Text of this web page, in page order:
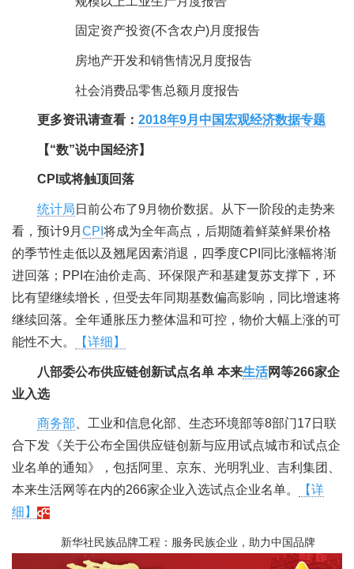
固定资产投资(不含农户)月度报告
房地产开发和销售情况月度报告
社会消费品零售总额月度报告
更多资讯请查看： 2018年9月中国宏观经济数据专题
【“数”说中国经济】
CPI或将触顶回落
统计局 日前公布了9月物价数据。从下一阶段的走势来
看，预计9月 CPI 将成为全年高点，后期随着鲜菜鲜果价格
的季节性走低以及翘尾因素消退，四季度CPI同比涨幅将渐
进回落；PPI在油价走高、环保限产和基建复苏支撑下，环
比有望继续增长，但受去年同期基数偏高影响，同比增速将
继续回落。全年通胀压力整体温和可控，物价大幅上涨的可
能性不大。
【详细】
八部委公布供应链创新试点名单 本来生活网等266家企
业入选
商务部 、工业和信息化部、生态环境部等8部门17日联
合下发《关于公布全国供应链创新与应用试点城市和试点企
业名单的通知》，包括阿里、京东、光明乳业、吉利集团、
本来生活网等在内的266家企业入选试点企业名单。
【详
细】
新华社民族品牌工程：服务民族企业，助力中国品牌